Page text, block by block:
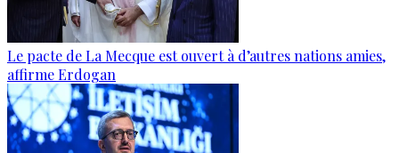
Le pacte de La Mecque est ouvert à d’autres nations amies,
affirme Erdogan